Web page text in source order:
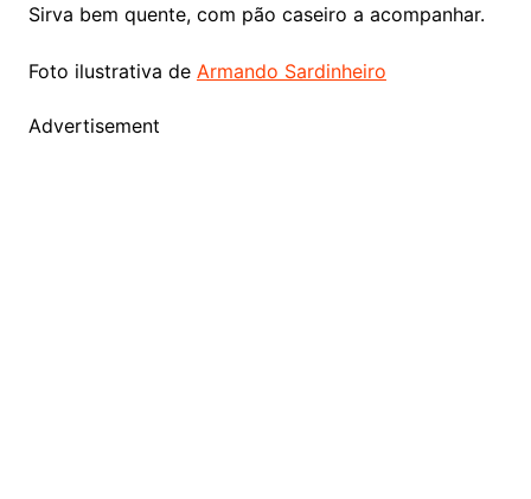
Sirva bem quente, com pão caseiro a acompanhar.
Foto ilustrativa de Armando Sardinheiro
Advertisement